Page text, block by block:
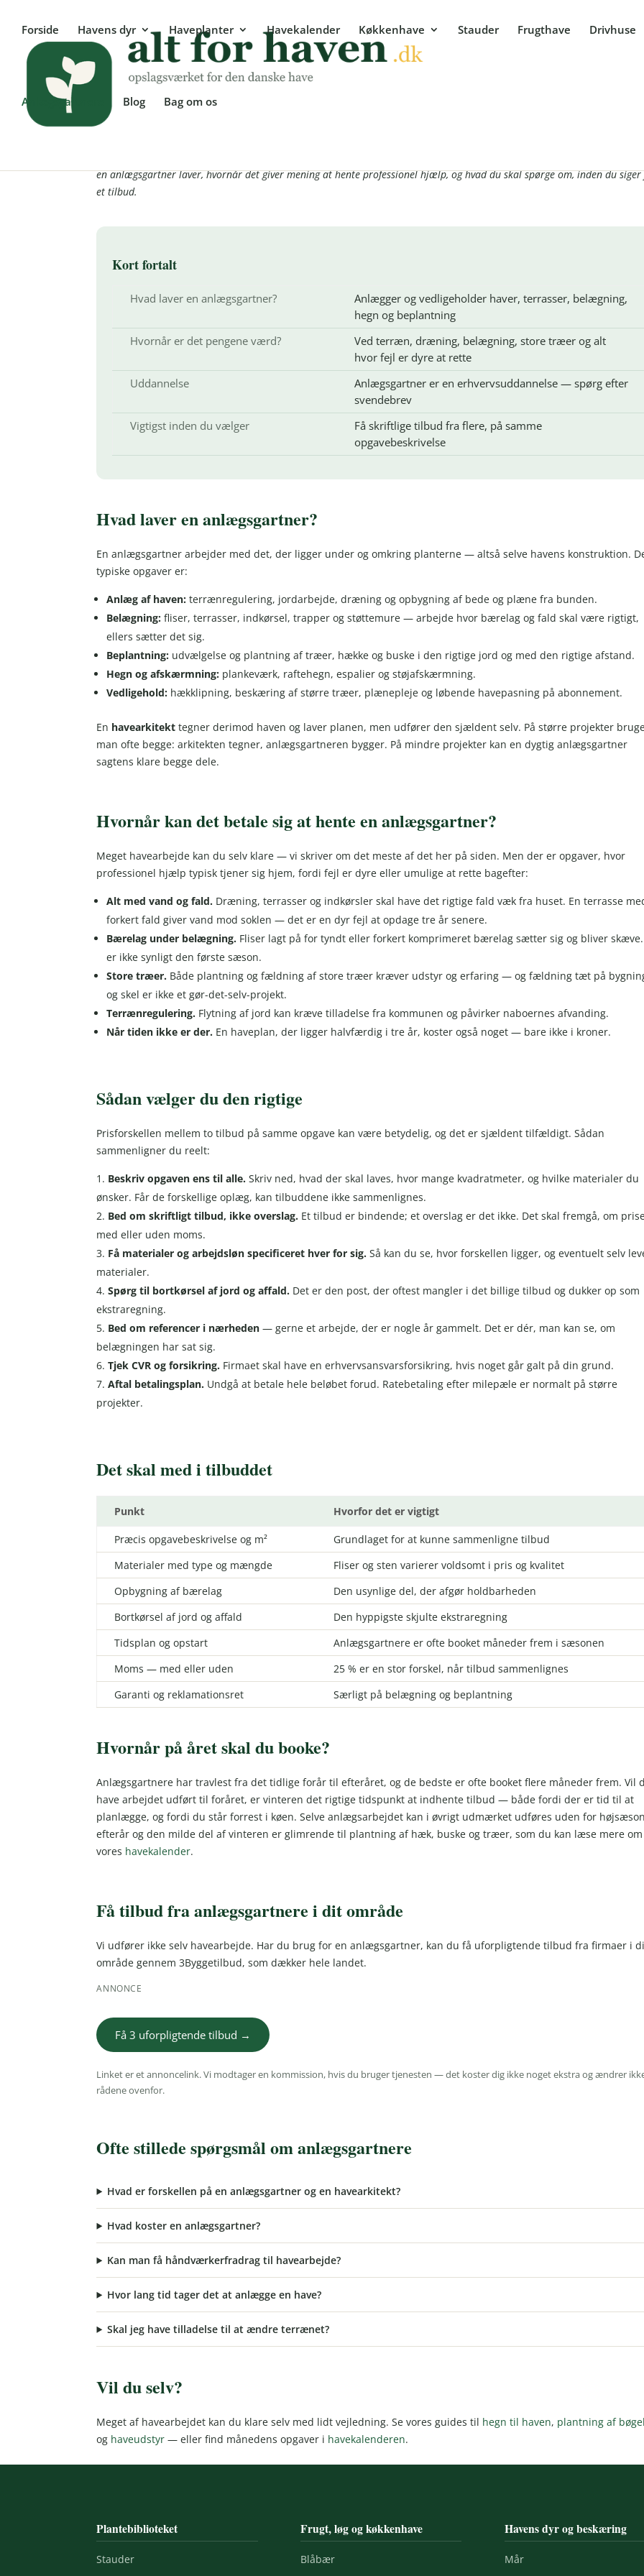
Forside Havens dyr Haveplanter Havekalender Køkkenhave Stauder Frugthave Drivhuse
Anlægsgartnere Blog Bag om os
Anlægsgartner – sådan vælger du den rigtige
en anlægsgartner laver, hvornår det giver mening at hente professionel hjælp, og hvad du skal spørge om, inden du
et tilbud.
Kort fortalt
Hvad laver en anlægsgartner?
Anlægger og vedligeholder haver, terrasser, belægning,
hegn og beplantning
Hvornår er det pengene værd?
Ved terræn, dræning, belægning, store træer og alt
hvor fejl er dyre at rette
Uddannelse
Anlægsgartner er en erhvervsuddannelse — spørg efter
svendebrev
Vigtigst inden du vælger
Få skriftlige tilbud fra flere, på samme
opgavebeskrivelse
Hvad laver en anlægsgartner?
En anlægsgartner arbejder med det, der ligger under og omkring planterne — altså selve havens konstruktion.
typiske opgaver er:
Anlæg af haven: terrænregulering, jordarbejde, dræning og opbygning af bede og plæne fra bunden.
Belægning: fliser, terrasser, indkørsel, trapper og støttemure — arbejde hvor bærelag og fald skal være rigtigt,
ellers sætter det sig.
Beplantning: udvælgelse og plantning af træer, hække og buske i den rigtige jord og med den rigtige afstand.
Hegn og afskærmning: plankeværk, raftehegn, espalier og støjafskærmning.
Vedligehold: hækklipning, beskæring af større træer, plænepleje og løbende havepasning på abonnement.
En havearkitekt tegner derimod haven og laver planen, men udfører den sjældent selv. På større projekter
man ofte begge: arkitekten tegner, anlægsgartneren bygger. På mindre projekter kan en dygtig anlægsgartner
sagtens klare begge dele.
Hvornår kan det betale sig at hente en anlægsgartner?
Meget havearbejde kan du selv klare — vi skriver om det meste af det her på siden. Men der er opgaver, hvor
professionel hjælp typisk tjener sig hjem, fordi fejl er dyre eller umulige at rette bagefter:
Alt med vand og fald. Dræning, terrasser og indkørsler skal have det rigtige fald væk fra huset. En terrasse
forkert fald giver vand mod soklen — det er en dyr fejl at opdage tre år senere.
Bærelag under belægning. Fliser lagt på for tyndt eller forkert komprimeret bærelag sætter sig og bliver
er ikke synligt den første sæson.
Store træer. Både plantning og fældning af store træer kræver udstyr og erfaring — og fældning tæt på
og skel er ikke et gør-det-selv-projekt.
Terrænregulering. Flytning af jord kan kræve tilladelse fra kommunen og påvirker naboernes afvanding.
Når tiden ikke er der. En haveplan, der ligger halvfærdig i tre år, koster også noget — bare ikke i kroner.
Sådan vælger du den rigtige
Prisforskellen mellem to tilbud på samme opgave kan være betydelig, og det er sjældent tilfældigt. Sådan
sammenligner du reelt:
Beskriv opgaven ens til alle. Skriv ned, hvad der skal laves, hvor mange kvadratmeter, og hvilke materialer du
ønsker. Får de forskellige oplæg, kan tilbuddene ikke sammenlignes.
Bed om skriftligt tilbud, ikke overslag. Et tilbud er bindende; et overslag er det ikke. Det skal fremgå, om
med eller uden moms.
Få materialer og arbejdsløn specificeret hver for sig. Så kan du se, hvor forskellen ligger, og eventuelt selv
materialer.
Spørg til bortkørsel af jord og affald. Det er den post, der oftest mangler i det billige tilbud og dukker op som
ekstraregning.
Bed om referencer i nærheden — gerne et arbejde, der er nogle år gammelt. Det er dér, man kan se, om
belægningen har sat sig.
Tjek CVR og forsikring. Firmaet skal have en erhvervsansvarsforsikring, hvis noget går galt på din grund.
Aftal betalingsplan. Undgå at betale hele beløbet forud. Ratebetaling efter milepæle er normalt på større
projekter.
Det skal med i tilbuddet
Punkt Hvorfor det er vigtigt
Præcis opgavebeskrivelse og m²
Grundlaget for at kunne sammenligne tilbud
Materialer med type og mængde
Fliser og sten varierer voldsomt i pris og kvalitet
Opbygning af bærelag
Den usynlige del, der afgør holdbarheden
Bortkørsel af jord og affald
Den hyppigste skjulte ekstraregning
Tidsplan og opstart
Anlægsgartnere er ofte booket måneder frem i sæsonen
Moms — med eller uden
25 % er en stor forskel, når tilbud sammenlignes
Garanti og reklamationsret
Særligt på belægning og beplantning
Hvornår på året skal du booke?
Anlægsgartnere har travlest fra det tidlige forår til efteråret, og de bedste er ofte booket flere måneder frem. Vil
have arbejdet udført til foråret, er vinteren det rigtige tidspunkt at indhente tilbud — både fordi der er tid til at
planlægge, og fordi du står forrest i køen. Selve anlægsarbejdet kan i øvrigt udmærket udføres uden for
efterår og den milde del af vinteren er glimrende til plantning af hæk, buske og træer, som du kan læse mere
vores havekalender.
Få tilbud fra anlægsgartnere i dit område
Vi udfører ikke selv havearbejde. Har du brug for en anlægsgartner, kan du få uforpligtende tilbud fra firmaer i
område gennem 3Byggetilbud, som dækker hele landet.
ANNONCE
Få 3 uforpligtende tilbud →
Linket er et annoncelink. Vi modtager en kommission, hvis du bruger tjenesten — det koster dig ikke noget ekstra og ændrer
rådene ovenfor.
Ofte stillede spørgsmål om anlægsgartnere
Hvad er forskellen på en anlægsgartner og en havearkitekt?
Hvad koster en anlægsgartner?
Kan man få håndværkerfradrag til havearbejde?
Hvor lang tid tager det at anlægge en have?
Skal jeg have tilladelse til at ændre terrænet?
Vil du selv?
Meget af havearbejdet kan du klare selv med lidt vejledning. Se vores guides til hegn til haven, plantning af
og haveudstyr — eller find månedens opgaver i havekalenderen.
Plantebiblioteket
Stauder
Frugt, løg og køkkenhave
Blåbær
Havens dyr og beskæring
Mår